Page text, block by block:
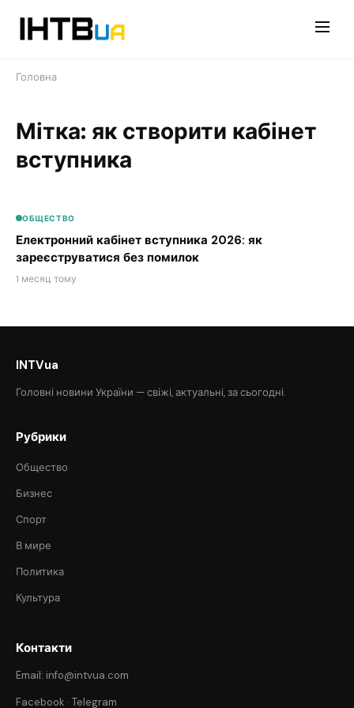
Головна
Мітка: як створити кабінет
вступника
ОБЩЕСТВО
Електронний кабінет вступника 2026: як
зареєструватися без помилок
1 месяц тому
INTVua
Головні новини України — свіжі, актуальні, за сьогодні.
Рубрики
Общество
Бизнес
Спорт
В мире
Политика
Культура
Контакти
Email: info@intvua.com
Facebook · Telegram